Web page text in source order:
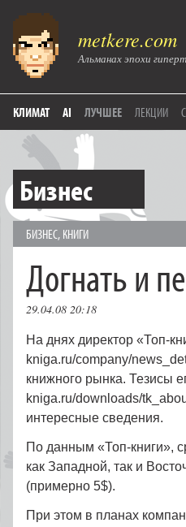
metkere.com
Альманах эпохи
КЛИМАТ AI ЛУЧШЕЕ ЛЕКЦИИ
Бизнес
БИЗНЕС, КНИГИ
Догнать и
29.04.08 20:18
На днях директор «Топ-
kniga.ru/company/
книжного рынка. Тезисы
kniga.ru/downloads/
интересные сведения.
По данным «Топ-книги»,
как Западной, так и
(примерно 5$).
При этом в планах